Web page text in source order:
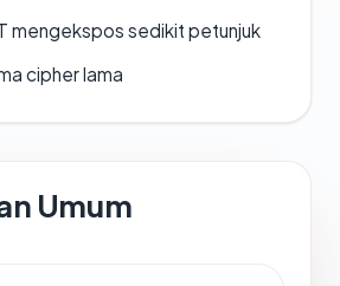
mengekspos sedikit petunjuk
cipher lama
Umum